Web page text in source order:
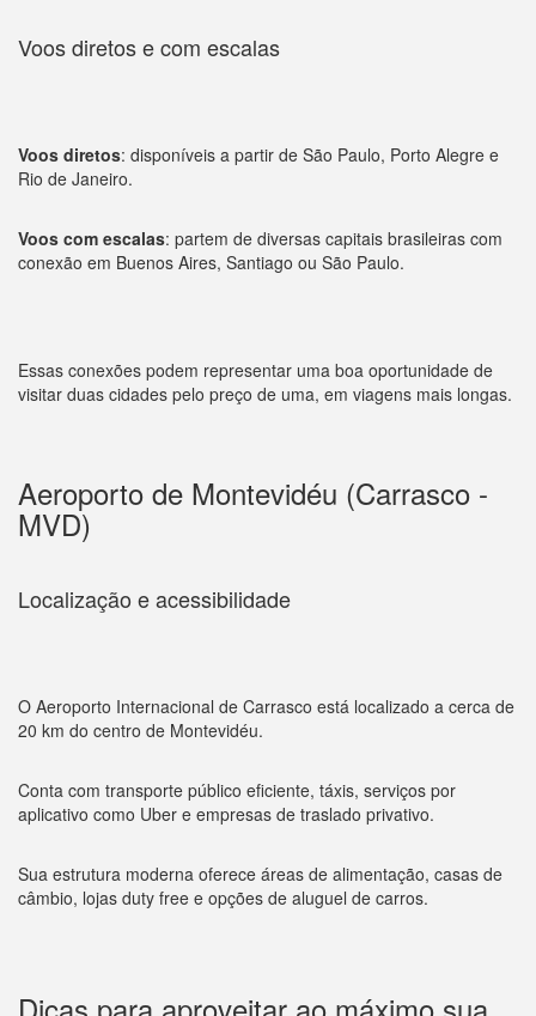
Voos diretos e com escalas
Voos diretos: disponíveis a partir de São Paulo, Porto Alegre e
Rio de Janeiro.
Voos com escalas: partem de diversas capitais brasileiras com
conexão em Buenos Aires, Santiago ou São Paulo.
Essas conexões podem representar uma boa oportunidade de
visitar duas cidades pelo preço de uma, em viagens mais longas.
Aeroporto de Montevidéu (Carrasco -
MVD)
Localização e acessibilidade
O Aeroporto Internacional de Carrasco está localizado a cerca de
20 km do centro de Montevidéu.
Conta com transporte público eficiente, táxis, serviços por
aplicativo como Uber e empresas de traslado privativo.
Sua estrutura moderna oferece áreas de alimentação, casas de
câmbio, lojas duty free e opções de aluguel de carros.